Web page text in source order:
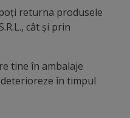
returna produsele
cât și prin
tine în ambalaje
în timpul